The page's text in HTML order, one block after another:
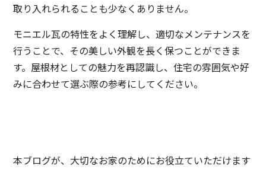
取り入れられることも少なくありません。
モニエル瓦の特性をよく理解し、適切なメンテナンスを
行うことで、その美しい外観を長く保つことができま
す。屋根材としての魅力を再認識し、住宅の雰囲気や好
みに合わせて選ぶ際の参考にしてください。
本ブログが、大切なお家のためにお役立ていただけます